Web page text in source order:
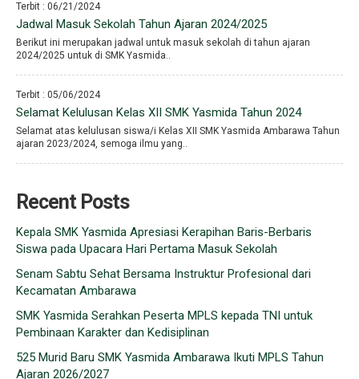
Terbit : 06/21/2024
Jadwal Masuk Sekolah Tahun Ajaran 2024/2025
Berikut ini merupakan jadwal untuk masuk sekolah di tahun ajaran
2024/2025 untuk di SMK Yasmida..
Terbit : 05/06/2024
Selamat Kelulusan Kelas XII SMK Yasmida Tahun 2024
Selamat atas kelulusan siswa/i Kelas XII SMK Yasmida Ambarawa Tahun
ajaran 2023/2024, semoga ilmu yang..
Recent Posts
Kepala SMK Yasmida Apresiasi Kerapihan Baris-Berbaris
Siswa pada Upacara Hari Pertama Masuk Sekolah
Senam Sabtu Sehat Bersama Instruktur Profesional dari
Kecamatan Ambarawa
SMK Yasmida Serahkan Peserta MPLS kepada TNI untuk
Pembinaan Karakter dan Kedisiplinan
525 Murid Baru SMK Yasmida Ambarawa Ikuti MPLS Tahun
Ajaran 2026/2027